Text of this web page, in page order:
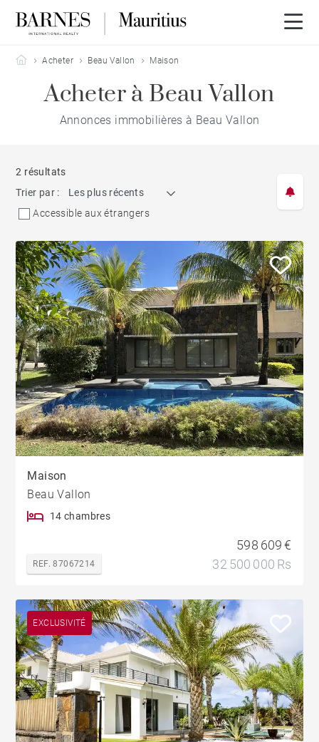
Barnes Mauritius
Acheter Beau Vallon Maison
Acheter à Beau Vallon
Annonces immobilières à Beau Vallon
2 résultats
Trier par :
Les plus récents
Accessible aux étrangers
Maison
Beau Vallon
14 chambres
REF. 87067214
598 609 €
32 500 000 Rs
EXCLUSIVITÉ